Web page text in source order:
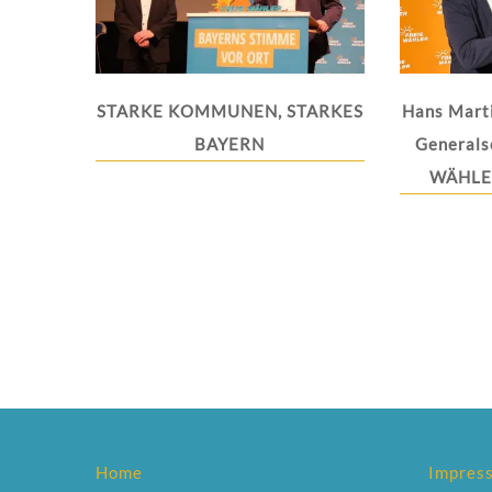
STARKE KOMMUNEN, STARKES
BAYERN
Hans
Home